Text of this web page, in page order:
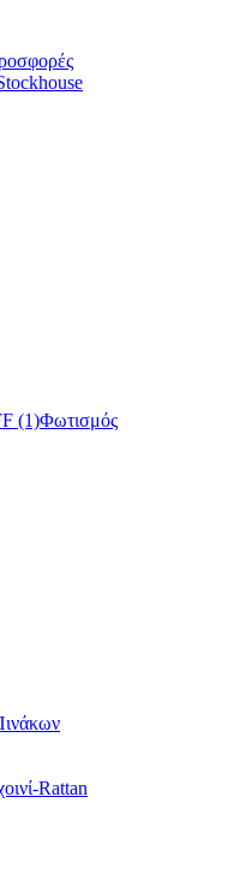
Φωτισμός
Rattan